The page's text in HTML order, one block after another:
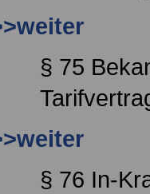
§ 75
§ 76 In-